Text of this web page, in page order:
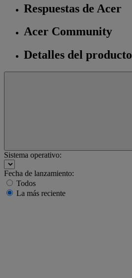
Respuestas de Acer
Acer Community
Detalles del producto
Sistema operativo:
Fecha de lanzamiento:
Todos
La más reciente